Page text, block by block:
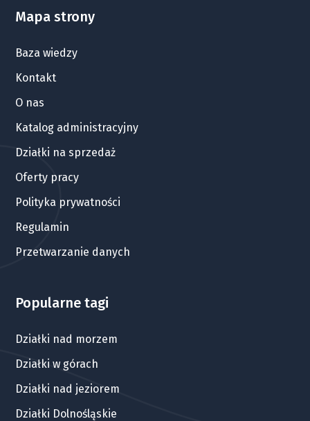
Mapa strony
Baza wiedzy
Kontakt
O nas
Katalog administracyjny
Działki na sprzedaż
Oferty pracy
Polityka prywatności
Regulamin
Przetwarzanie danych
Popularne tagi
Działki nad morzem
Działki w górach
Działki nad jeziorem
Działki Dolnośląskie